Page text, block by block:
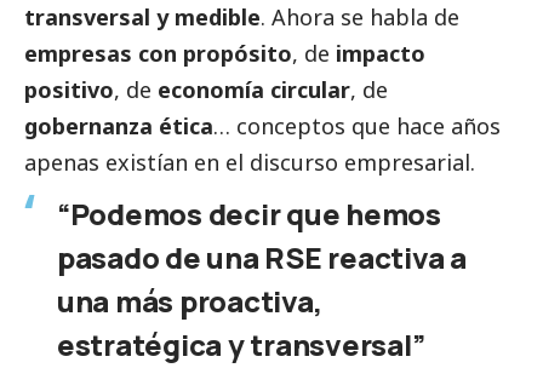
transversal y medible. Ahora se habla de
empresas con propósito, de impacto
positivo, de economía circular, de
gobernanza ética… conceptos que hace años
apenas existían en el discurso empresarial.
“Podemos decir que hemos
pasado de una RSE reactiva a
una más proactiva,
estratégica y transversal”